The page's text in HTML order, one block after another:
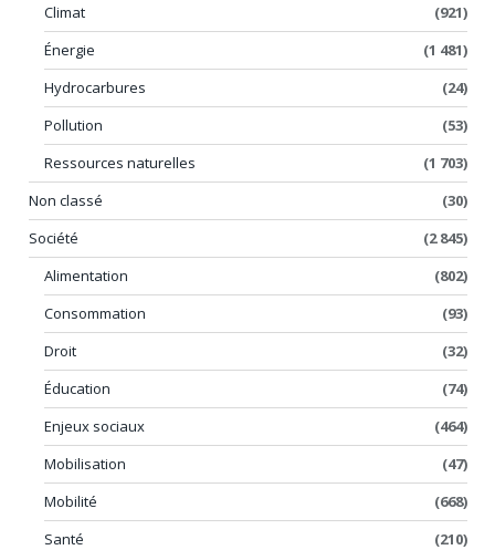
Climat
(921)
Énergie
(1 481)
Hydrocarbures
(24)
Pollution
(53)
Ressources naturelles
(1 703)
Non classé
(30)
Société
(2 845)
Alimentation
(802)
Consommation
(93)
Droit
(32)
Éducation
(74)
Enjeux sociaux
(464)
Mobilisation
(47)
Mobilité
(668)
Santé
(210)